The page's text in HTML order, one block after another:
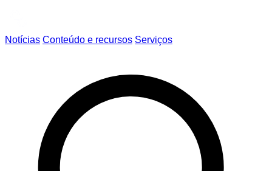
Notícias Conteúdo e recursos Serviços